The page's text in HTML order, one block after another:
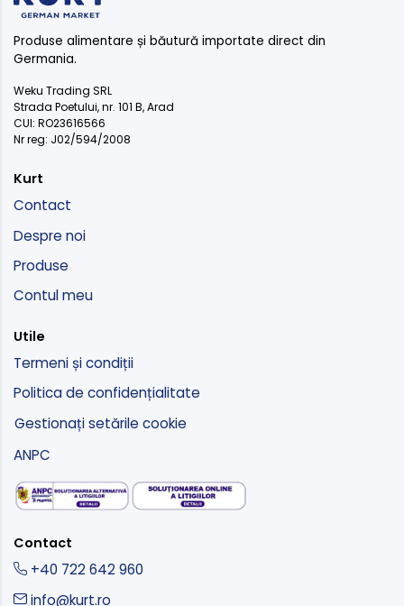
Produse alimentare și băutură importate direct din
Germania.
Weku Trading SRL
Strada Poetului, nr. 101 B, Arad
CUI: RO23616566
Nr reg: J02/594/2008
Kurt
Contact
Despre noi
Produse
Contul meu
Utile
Termeni și condiții
Politica de confidențialitate
Gestionați setările cookie
ANPC
Contact
+40 722 642 960
info@kurt.ro